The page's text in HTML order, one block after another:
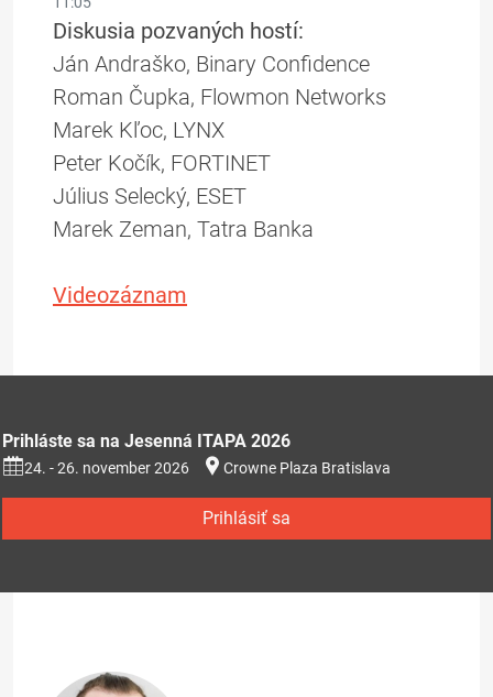
Diskusia pozvaných hostí:
Ján Andraško, Binary Confidence
Roman Čupka, Flowmon Networks
Marek Kľoc, LYNX
Peter Kočík, FORTINET
Július Selecký, ESET
Marek Zeman, Tatra Banka
Videozáznam
Prihláste sa na Jesenná ITAPA 2026
24. - 26. november 2026 Crowne Plaza Bratislava
Prihlásiť sa